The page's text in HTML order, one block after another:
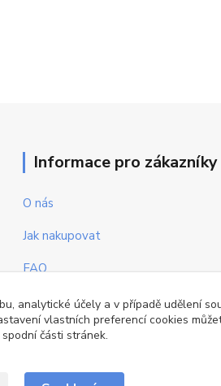
Informace pro zákazníky
O nás
Jak nakupovat
FAQ
Obchodní podmínky
Kontakty
analytické účely a v případě udělení
vlastních preferencí cookies
části stránek.